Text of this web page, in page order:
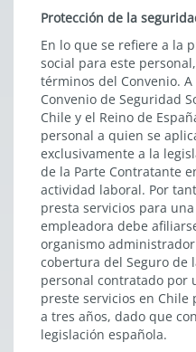
Protección de la
En lo que se refiere a la
social para este
términos del Convenio.
Convenio de Seguridad
Chile y el Reino de
personal a quien se
exclusivamente a la
de la Parte Contratante
actividad laboral. Por
presta servicios para
empleadora debe
organismo
cobertura del Seguro de
personal contratado por
preste servicios en
a tres años, dado que
legislación española.